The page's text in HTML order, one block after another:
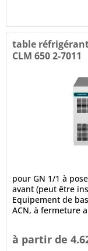
table
CLM 650 2-7011
pour GN 1/1 à
avant (peut être
Equipement de
ACN, à fermeture
à partir de